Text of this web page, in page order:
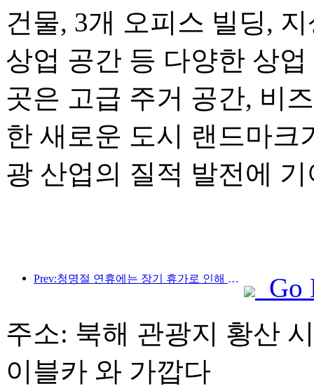
건물, 3개 오피스 빌딩,
상업 공간 등 다양한 상
곳은 고급 주거 공간, 비
한 새로운 도시 랜드마크
광 산업의 질적 발전에
Prev:청명절 연휴에는 장기 휴가로 인해 여행객이 급증했으며, 나들이와 꽃 구경이 많은 도시에서 방문객 수 증가를 이끌었습니다.
Go
주소: 북해 관광지 황산
이블카 와 가깝다